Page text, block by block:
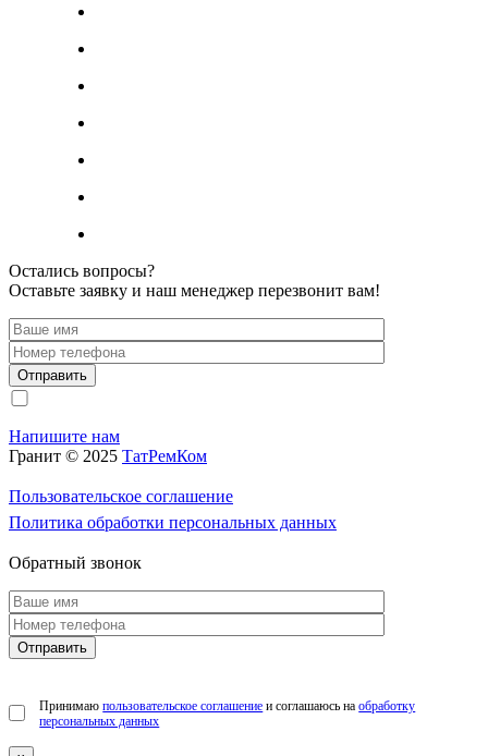
Остались вопросы?
Оставьте заявку и наш менеджер перезвонит вам!
Напишите нам
Гранит © 2025 ТатРемКом
Пользовательское соглашение
Политика обработки персональных данных
Обратный звонок
Принимаюпользовательское соглашение и соглашаюсь наобработку
персональных данных